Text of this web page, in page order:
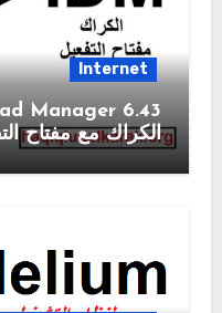
Internet
Manager
الكراك مع مفتاح